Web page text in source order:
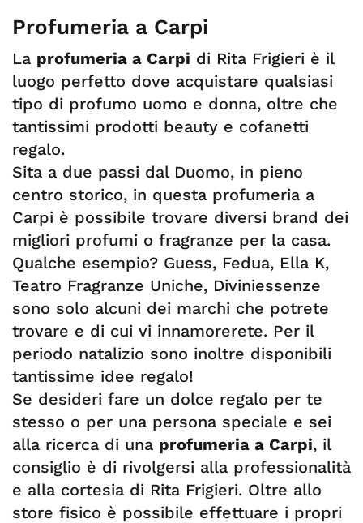
Profumeria a Carpi
La profumeria a Carpi di Rita Frigieri è il
luogo perfetto dove acquistare qualsiasi
tipo di profumo uomo e donna, oltre che
tantissimi prodotti beauty e cofanetti
regalo.
Sita a due passi dal Duomo, in pieno
centro storico, in questa profumeria a
Carpi è possibile trovare diversi brand dei
migliori profumi o fragranze per la casa.
Qualche esempio? Guess, Fedua, Ella K,
Teatro Fragranze Uniche, Diviniessenze
sono solo alcuni dei marchi che potrete
trovare e di cui vi innamorerete. Per il
periodo natalizio sono inoltre disponibili
tantissime idee regalo!
Se desideri fare un dolce regalo per te
stesso o per una persona speciale e sei
alla ricerca di una profumeria a Carpi, il
consiglio è di rivolgersi alla professionalità
e alla cortesia di Rita Frigieri. Oltre allo
store fisico è possibile effettuare i propri